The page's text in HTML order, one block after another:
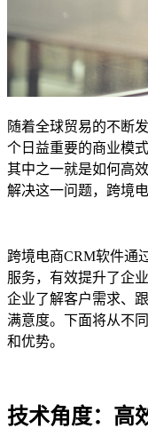
随着全球贸易的不断
个日益重要的商业模
其中之一就是如何高
解决这一问题，跨境
跨境电商CRM软件通
服务，有效提升了企
企业了解客户需求、
满意度。下面将从不
和优势。
技术角度：高